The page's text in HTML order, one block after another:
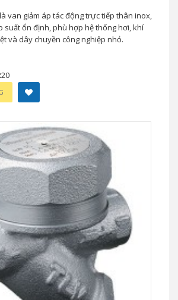
là van giảm áp tác động trực tiếp thân inox,
suất ổn định, phù hợp hệ thống hơi, khí
và dây chuyền công nghiệp nhỏ.